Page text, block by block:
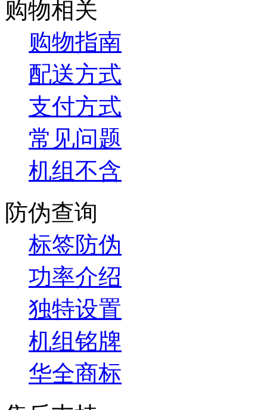
购物相关
购物指南
配送方式
支付方式
常见问题
机组不含
防伪查询
标签防伪
功率介绍
独特设置
机组铭牌
华全商标